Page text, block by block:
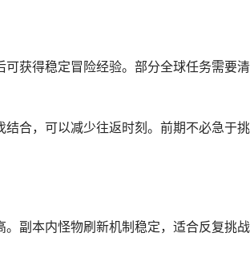
获得稳定冒险经验。部分全球任务需要
合，可以减少往返时刻。前期不必急于
副本内怪物刷新机制稳定，适合反复挑战